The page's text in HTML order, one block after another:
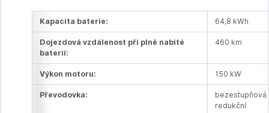
Kapacita baterie: 64,8 kWh
Dojezdová vzdálenost při plně nabité
baterii:
460 km
Výkon motoru: 150 kW
Převodovka:
bezestupňová
redukční